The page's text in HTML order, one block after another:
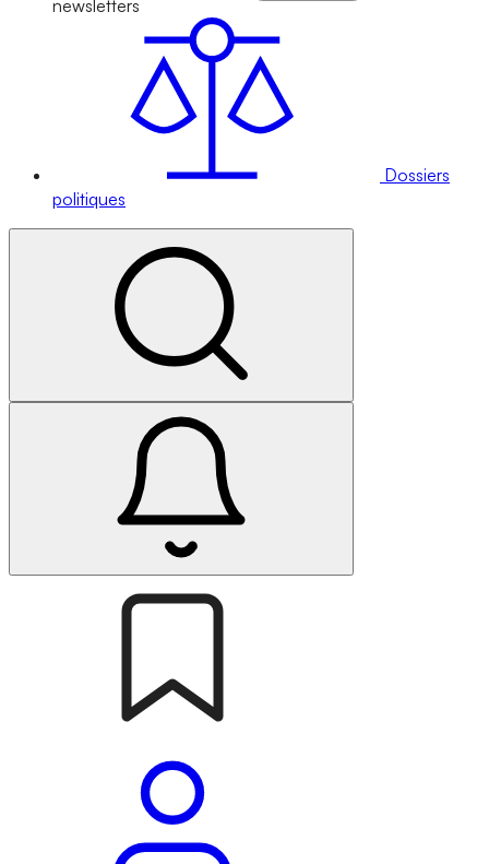
newsletters
Dossiers
politiques